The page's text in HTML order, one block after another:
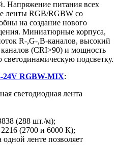
Напряжение питания всех
ленты RGB/RGBW со
на создание нового
Миниатюрные корпуса,
R-,G-,B-каналов, высокий
(CRI>90) и мощность
подсветку.
24V RGBW-MIX:
светодиодная лента
(288 шт./м);
(2700 и 6000 К);
ленте позволяет